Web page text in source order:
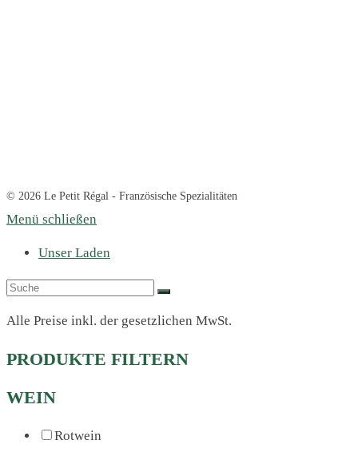
© 2026 Le Petit Régal - Französische Spezialitäten
Menü schließen
Unser Laden
Alle Preise inkl. der gesetzlichen MwSt.
PRODUKTE FILTERN
WEIN
Rotwein